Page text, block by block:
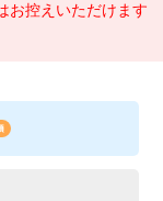
お控えいただけます